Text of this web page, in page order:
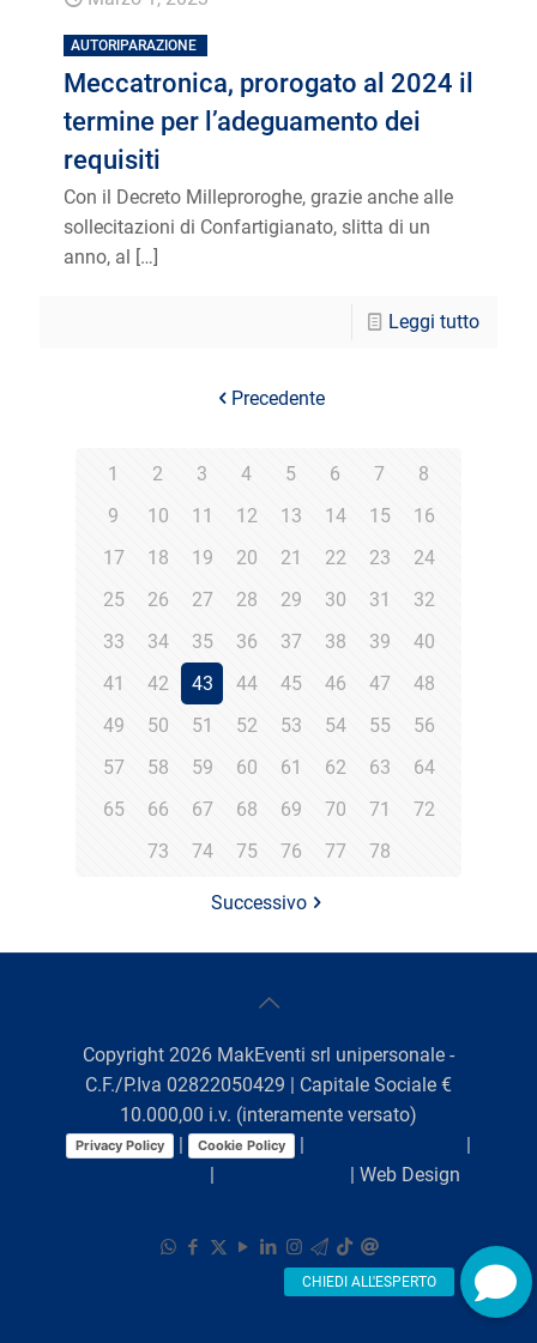
AUTORIPARAZIONE
Meccatronica, prorogato al 2024 il
termine per l’adeguamento dei
requisiti
Con il Decreto Milleproroghe, grazie anche alle
sollecitazioni di Confartigianato, slitta di un
anno, al […]
Leggi tutto
Precedente
1 2 3 4 5 6 7
8
9
10 11 12 13 14 15
16
17
18 19 20 21 22 23
24
25
26 27 28 29 30 31
32
33
34 35 36 37 38 39
40
41
42 43 44 45 46 47
48
49
50 51 52 53 54 55
56
57
58 59 60 61 62 63
64
65
66 67 68 69 70 71
72
73
74 75 76 77 78
Successivo
Copyright 2026 MakEventi srl unipersonale -
C.F./P.Iva 02822050429 | Capitale Sociale €
10.000,00 i.v. (interamente versato)
Privacy Policy | Cookie Policy |
|
|
| Web Design